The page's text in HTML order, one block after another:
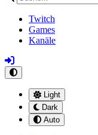
Twitch
Games
Kanäle
Light
Dark
Auto